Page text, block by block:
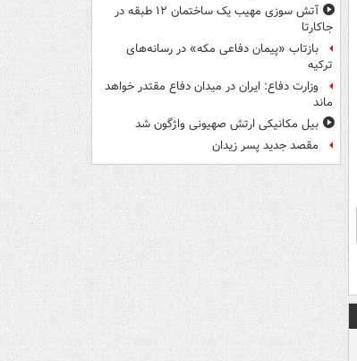
آتش سوزی مهیب یک ساختمان ۱۲ طبقه در
جاکارتا
بازتاب «پیمان دفاعی مکه» در رسانه‌های
ترکیه
وزارت دفاع: ایران در میدان دفاع مقتدر خواهد
ماند
بیل مکانیکی ارتش صهیونی واژگون شد
مقصد جدید پسر زیدان